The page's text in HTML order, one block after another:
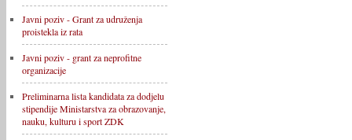
Javni poziv - Grant za udruženja
proistekla iz rata
Javni poziv - grant za neprofitne
organizacije
Preliminarna lista kandidata za dodjelu
stipendije Ministarstva za obrazovanje,
nauku, kulturu i sport ZDK